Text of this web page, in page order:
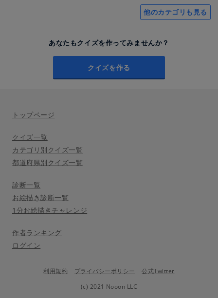
他のカテゴリも見る
あなたもクイズを作ってみませんか？
クイズを作る
トップページ
クイズ一覧
カテゴリ別クイズ一覧
都道府県別クイズ一覧
診断一覧
お絵描き診断一覧
1分お絵描きチャレンジ
作者ランキング
ログイン
利用規約 プライバシーポリシー
公式Twitter
(c) 2021 Nooon LLC